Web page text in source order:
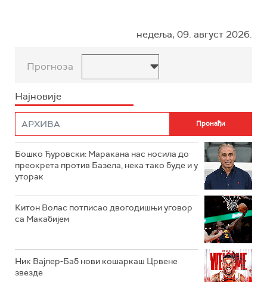
недеља, 09. август 2026.
Прогноза
Најновије
Бошко Ђуровски: Маракана нас носила до
преокрета против Базела, нека тако буде и у
уторак
Китон Волас потписао двогодишњи уговор
са Макабијем
Ник Вајлер-Баб нови кошаркаш Црвене
звезде